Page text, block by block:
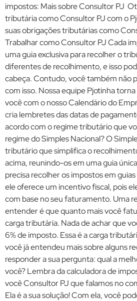
impostos: Mais sobre Consultor PJ
tributária como Consultor PJ com o
suas obrigações tributárias como
Trabalhar como Consultor PJ Cada
uma guia exclusiva para recolher o
diferentes de recolhimento, e isso
cabeça. Contudo, você também não
com isso. Nossa equipe Pjotinha
você com o nosso Calendário do
cria lembretes das datas de
acordo com o regime tributário que
regime do Simples Nacional? O
tributário que simplifica o
acima, reunindo-os em uma guia
precisa recolher os impostos em
ele oferece um incentivo fiscal, pois
com base no seu faturamento. Uma
entender é que quanto mais você
carga tributária. Nada de achar que
6% de imposto. Essa é a carga
você já entendeu mais sobre alguns
responder a sua pergunta: qual a
você? Lembra da calculadora de
você Consultor PJ que falamos no
Ela é a sua solução! Com ela, você